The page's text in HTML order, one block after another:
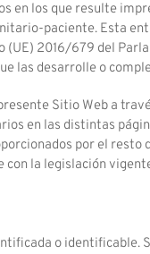
en los que resulte
paciente. Esta
2016/679 del
las desarrolle o
Sitio Web a
en las distintas
por el
la legislación
o